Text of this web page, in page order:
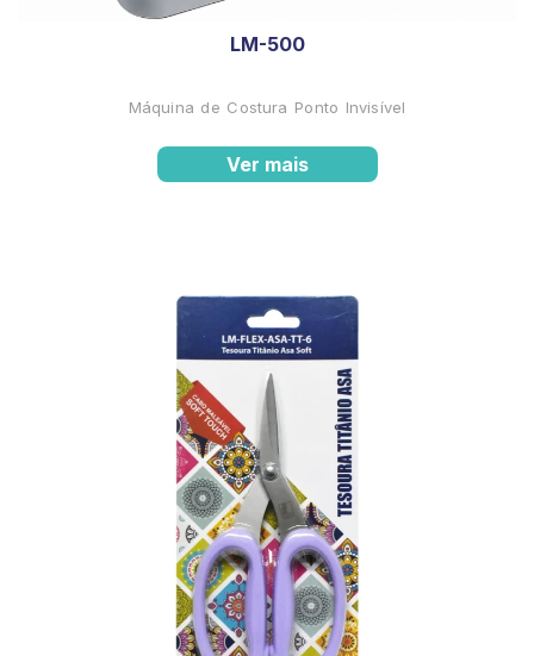
LM-500
Máquina de Costura Ponto Invisível
Ver mais